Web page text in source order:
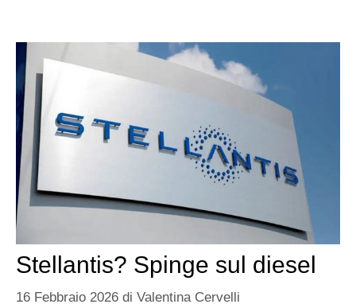
Stellantis? Spinge sul diesel
16 Febbraio 2026 di Valentina Cervelli